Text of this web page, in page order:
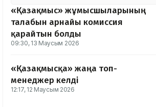
«Қазақмыс» жұмысшыларының
талабын арнайы комиссия
қарайтын болды
09:30, 13 Маусым 2026
«Қазақмысқа» жаңа топ-
менеджер келді
12:17, 12 Маусым 2026